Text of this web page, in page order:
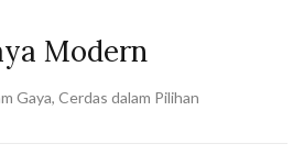
Modern
Gaya, Cerdas dalam Pilihan